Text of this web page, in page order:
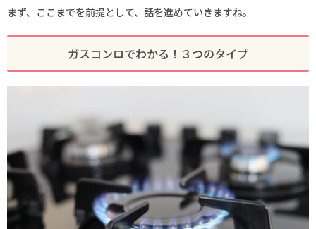
まず、ここまでを前提として、話を進めていきますね。
ガスコンロでわかる！３つのタイプ